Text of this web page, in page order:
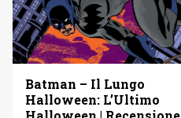
Batman – Il Lungo
Halloween: L’Ultimo